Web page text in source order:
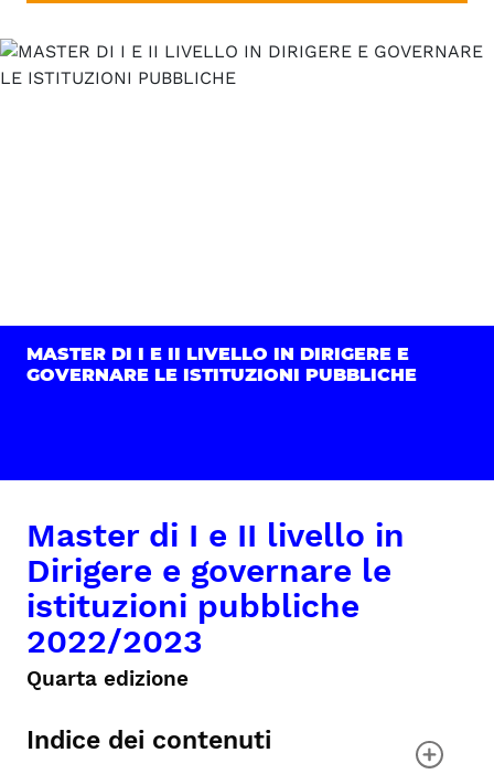
MASTER DI I E II LIVELLO IN DIRIGERE E
GOVERNARE LE ISTITUZIONI PUBBLICHE
Master di I e II livello in
Dirigere e governare le
istituzioni pubbliche
2022/2023
Quarta edizione
Indice dei contenuti